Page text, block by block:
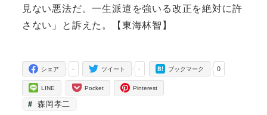
見ない悪法だ。一生派遣を強いる改正を絶対に許
さない」と訴えた。【東海林智】
-
シェア -
ツイート 0
ブックマーク
LINE Pocket Pinterest
森岡孝二